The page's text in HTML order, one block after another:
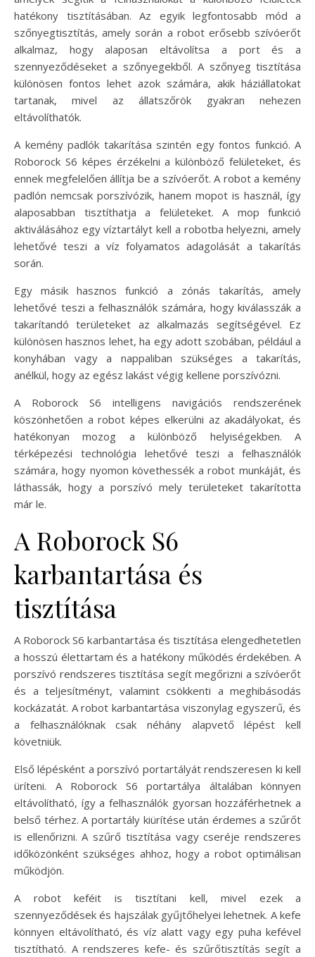
hatékony tisztításában. Az egyik legfontosabb mód a
szőnyegtisztítás, amely során a robot erősebb szívóerőt
alkalmaz, hogy alaposan eltávolítsa a port és a
szennyeződéseket a szőnyegekből. A szőnyeg tisztítása
különösen fontos lehet azok számára, akik háziállatokat
tartanak, mivel az állatszőrök gyakran nehezen
eltávolíthatók.
A kemény padlók takarítása szintén egy fontos funkció. A
Roborock S6 képes érzékelni a különböző felületeket, és
ennek megfelelően állítja be a szívóerőt. A robot a kemény
padlón nemcsak porszívózik, hanem mopot is használ, így
alaposabban tisztíthatja a felületeket. A mop funkció
aktiválásához egy víztartályt kell a robotba helyezni, amely
lehetővé teszi a víz folyamatos adagolását a takarítás
során.
Egy másik hasznos funkció a zónás takarítás, amely
lehetővé teszi a felhasználók számára, hogy kiválasszák a
takarítandó területeket az alkalmazás segítségével. Ez
különösen hasznos lehet, ha egy adott szobában, például a
konyhában vagy a nappaliban szükséges a takarítás,
anélkül, hogy az egész lakást végig kellene porszívózni.
A Roborock S6 intelligens navigációs rendszerének
köszönhetően a robot képes elkerülni az akadályokat, és
hatékonyan mozog a különböző helyiségekben. A
térképezési technológia lehetővé teszi a felhasználók
számára, hogy nyomon követhessék a robot munkáját, és
láthassák, hogy a porszívó mely területeket takarította
már le.
A Roborock S6
karbantartása és
tisztítása
A Roborock S6 karbantartása és tisztítása elengedhetetlen
a hosszú élettartam és a hatékony működés érdekében. A
porszívó rendszeres tisztítása segít megőrizni a szívóerőt
és a teljesítményt, valamint csökkenti a meghibásodás
kockázatát. A robot karbantartása viszonylag egyszerű, és
a felhasználóknak csak néhány alapvető lépést kell
követniük.
Első lépésként a porszívó portartályát rendszeresen ki kell
üríteni. A Roborock S6 portartálya általában könnyen
eltávolítható, így a felhasználók gyorsan hozzáférhetnek a
belső térhez. A portartály kiürítése után érdemes a szűrőt
is ellenőrizni. A szűrő tisztítása vagy cseréje rendszeres
időközönként szükséges ahhoz, hogy a robot optimálisan
működjön.
A robot keféit is tisztítani kell, mivel ezek a
szennyeződések és hajszálak gyűjtőhelyei lehetnek. A kefe
könnyen eltávolítható, és víz alatt vagy egy puha kefével
tisztítható. A rendszeres kefe- és szűrőtisztítás segít a